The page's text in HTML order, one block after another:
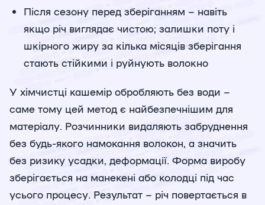
Після сезону перед зберіганням – навіть
якщо річ виглядає чистою; залишки поту і
шкірного жиру за кілька місяців зберігання
стають стійкими і руйнують волокно
У хімчистці кашемір обробляють без води –
саме тому цей метод є найбезпечнішим для
матеріалу. Розчинники видаляють забруднення
без будь-якого намокання волокон, а значить
без ризику усадки, деформації. Форма виробу
зберігається на манекені або колодці під час
усього процесу. Результат – річ повертається в